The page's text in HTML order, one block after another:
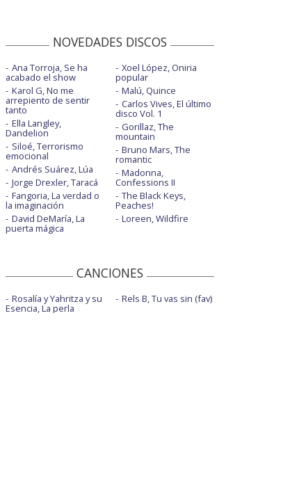
NOVEDADES DISCOS
Ana Torroja, Se ha
acabado el show
Karol G, No me
arrepiento de sentir
tanto
Ella Langley,
Dandelion
Siloé, Terrorismo
emocional
Andrés Suárez, Lúa
Jorge Drexler, Taracá
Fangoria, La verdad o
la imaginación
David DeMaría, La
puerta mágica
Xoel López, Oniria
popular
Malú, Quince
Carlos Vives, El último
disco Vol. 1
Gorillaz, The
mountain
Bruno Mars, The
romantic
Madonna,
Confessions II
The Black Keys,
Peaches!
Loreen, Wildfire
CANCIONES
Rosalía y Yahritza y su
Esencia, La perla
Rels B, Tu vas sin (fav)